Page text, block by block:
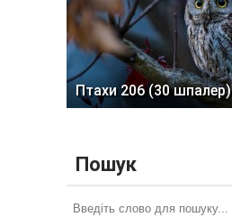
Птахи 206 (30 шпалер)
Пошук